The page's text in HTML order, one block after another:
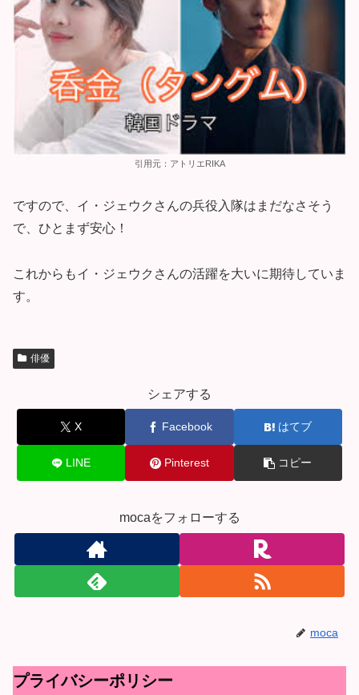
引用元：アトリエRIKA
ですので、イ・ジェウクさんの兵役入隊はまだなさそう
で、ひとまず安心！
これからもイ・ジェウクさんの活躍を大いに期待していま
す。
俳優
シェアする
X Facebook はてブ
LINE Pinterest コピー
mocaをフォローする
moca
プライバシーポリシー